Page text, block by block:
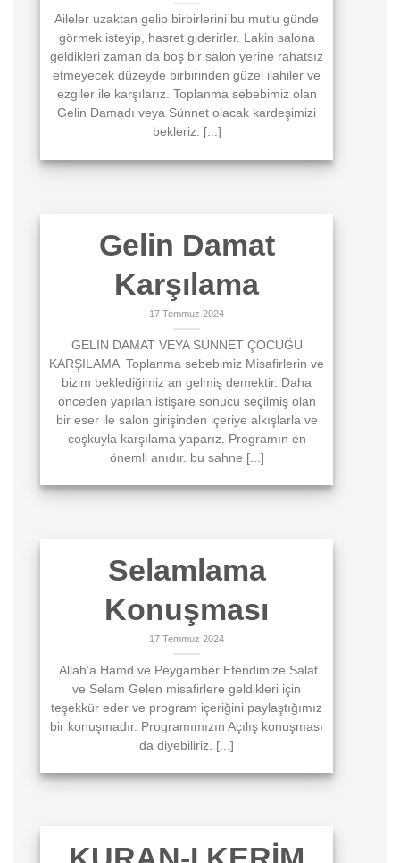
Aileler uzaktan gelip birbirlerini bu mutlu günde
görmek isteyip, hasret giderirler. Lakin salona
geldikleri zaman da boş bir salon yerine rahatsız
etmeyecek düzeyde birbirinden güzel ilahiler ve
ezgiler ile karşılarız. Toplanma sebebimiz olan
Gelin Damadı veya Sünnet olacak kardeşimizi
bekleriz. [...]
Gelin Damat
Karşılama
17 Temmuz 2024
GELİN DAMAT VEYA SÜNNET ÇOCUĞU
KARŞILAMA Toplanma sebebimiz Misafirlerin ve
bizim beklediğimiz an gelmiş demektir. Daha
önceden yapılan istişare sonucu seçilmiş olan
bir eser ile salon girişinden içeriye alkışlarla ve
coşkuyla karşılama yaparız. Programın en
önemli anıdır. bu sahne [...]
Selamlama
Konuşması
17 Temmuz 2024
Allah’a Hamd ve Peygamber Efendimize Salat
ve Selam Gelen misafirlere geldikleri için
teşekkür eder ve program içeriğini paylaştığımız
bir konuşmadır. Programımızın Açılış konuşması
da diyebiliriz. [...]